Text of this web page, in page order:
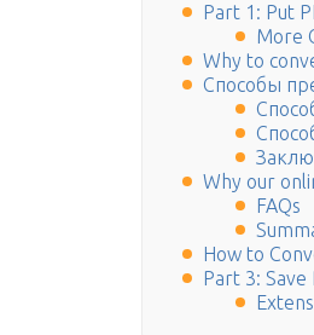
Part 1: Put
More
Why to
Способы
Why our
FAQs
How to
Part 3: Save